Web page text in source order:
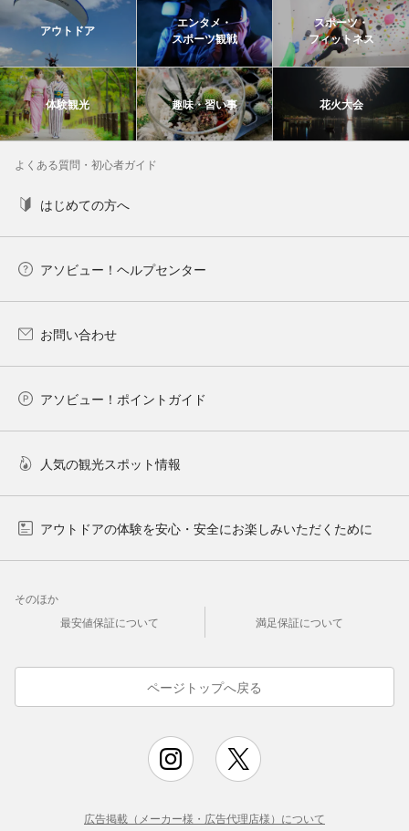
アウトドア
エンタメ・
スポーツ観戦
スポーツ・
フィットネス
体験観光 趣味・習い事 花火大会
よくある質問・初心者ガイド
はじめての方へ
アソビュー！ヘルプセンター
お問い合わせ
アソビュー！ポイントガイド
人気の観光スポット情報
アウトドアの体験を安心・安全にお楽しみいただくために
そのほか
最安値保証について
満足保証について
ページトップへ戻る
広告掲載（メーカー様・広告代理店様）について